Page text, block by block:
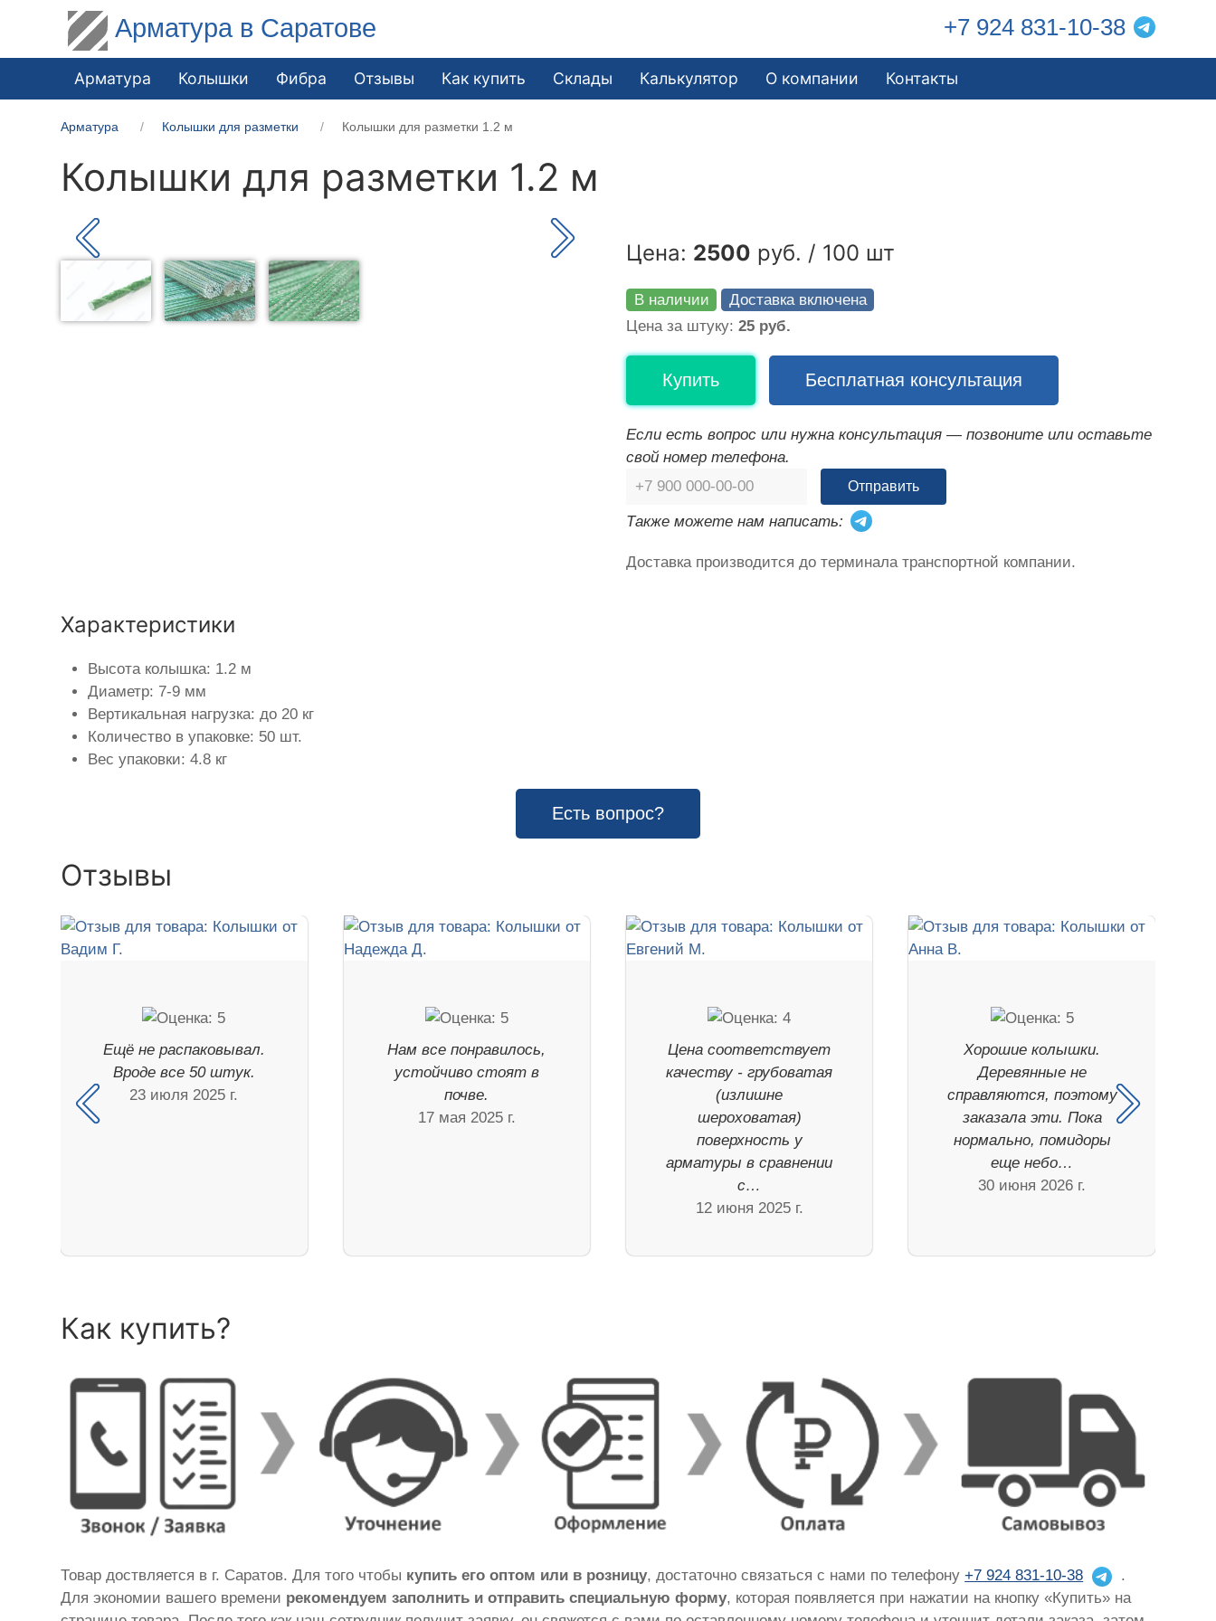
Арматура в Саратове +7 924 831-10-38
Арматура Колышки Фибра Отзывы Как купить Склады Калькулятор О компании Контакты
Арматура Колышки для разметки Колышки для разметки 1.2 м
Колышки для разметки 1.2 м
Цена: 2500 руб. / 100 шт
В наличии
Доставка включена
Цена за штуку: 25 руб.
Купить Бесплатная консультация
Если есть вопрос или нужна консультация — позвоните или оставьте
свой номер телефона.
Отправить
Также можете нам написать:
Доставка производится до терминала транспортной компании.
Характеристики
Высота колышка: 1.2 м
Диаметр: 7-9 мм
Вертикальная нагрузка: до 20 кг
Количество в упаковке: 50 шт.
Вес упаковки: 4.8 кг
Есть вопрос?
Отзывы
Ещё не распаковывал.
Вроде все 50 штук.
23 июля 2025 г.
Нам все понравилось,
устойчиво стоят в
почве.
17 мая 2025 г.
Цена соответствует
качеству - грубоватая
(излишне
шероховатая)
поверхность у
арматуры в сравнении
с…
12 июня 2025 г.
Хорошие колышки.
Деревянные не
справляются, поэтому
заказала эти. Пока
нормально, помидоры
еще небо…
30 июня 2026 г.
Как купить?
Товар доствляется в г. Саратов. Для того чтобы купить его оптом или в розницу, достаточно связаться с нами по телефону+7 924 831-10-38
.
Для экономии вашего времени рекомендуем заполнить и отправить специальную форму, которая появляется при нажатии на кнопку «Купить» на